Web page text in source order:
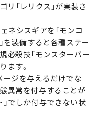
リ「レリクス」が実装さ
ネシスギアを「モンコ
を装備すると各種ステー
必殺技「モンスターバー
ます。
ージを与えるだけでな
異常を付与することが
」でしか付与できない状